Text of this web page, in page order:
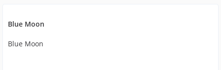
Blue Moon
Blue Moon